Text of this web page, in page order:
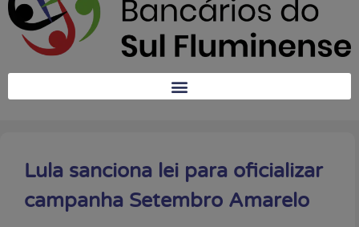
Lula sanciona lei para oficializar
campanha Setembro Amarelo